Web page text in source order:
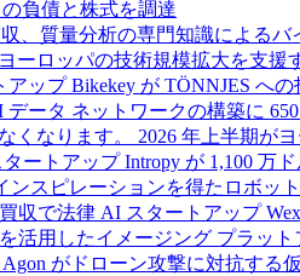
負債と株式を調達
収、質量分析の専門知識による
ーロッパの技術規模拡大を支援
ップ Bikekey が TÖNNJES への
ータ ネットワークの構築に
くなります。 2026 年上半期が
ートアップ Intropy が 1,100 万
ンスピレーションを得たロボ
収で法律 AI スタートアップ
活用したイメージング プラッ
がドローン攻撃に対抗する